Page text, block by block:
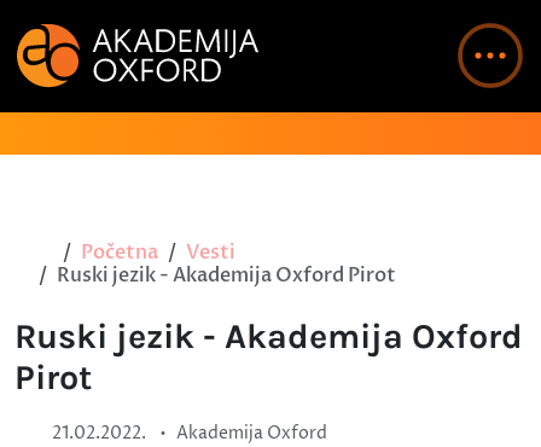
Početna
Vesti
Ruski jezik - Akademija Oxford Pirot
Ruski jezik - Akademija Oxford
Pirot
21.02.2022. • Akademija Oxford